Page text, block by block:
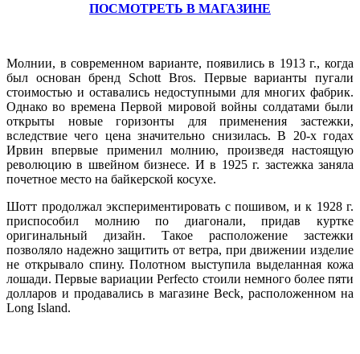
ПОСМОТРЕТЬ В МАГАЗИНЕ
Молнии, в современном варианте, появились в 1913 г., когда
был основан бренд Schott Bros. Первые варианты пугали
стоимостью и оставались недоступными для многих фабрик.
Однако во времена Первой мировой войны солдатами были
открыты новые горизонты для применения застежки,
вследствие чего цена значительно снизилась. В 20-х годах
Ирвин впервые применил молнию, произведя настоящую
революцию в швейном бизнесе. И в 1925 г. застежка заняла
почетное место на байкерской косухе.
Шотт продолжал экспериментировать с пошивом, и к 1928 г.
приспособил молнию по диагонали, придав куртке
оригинальный дизайн. Такое расположение застежки
позволяло надежно защитить от ветра, при движении изделие
не открывало спину. Полотном выступила выделанная кожа
лошади. Первые вариации Perfecto стоили немного более пяти
долларов и продавались в магазине Beck, расположенном на
Long Island.